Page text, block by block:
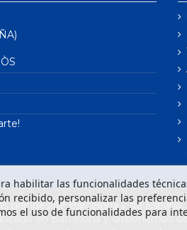
habilitar las funcionalidades
recibido, personalizar las
el uso de funcionalidades para
grandes de Barcelona y de
en Barcelona y disponemos